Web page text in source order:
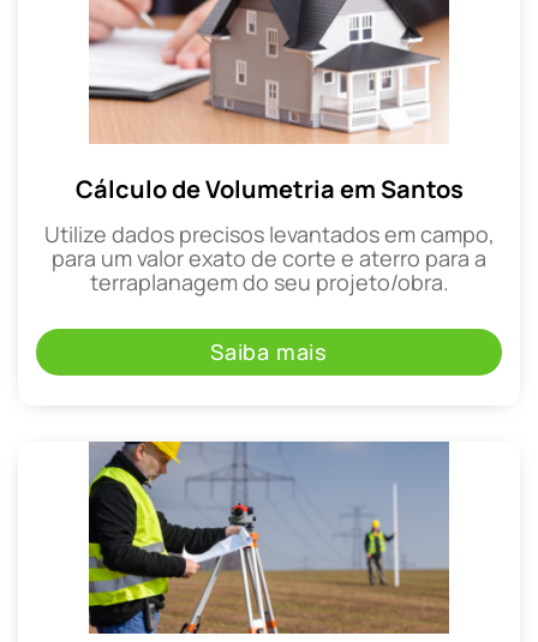
Cálculo de Volumetria em Santos
Utilize dados precisos levantados em campo,
para um valor exato de corte e aterro para a
terraplanagem do seu projeto/obra.
Saiba mais